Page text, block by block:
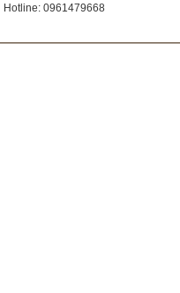
Hotline: 0961479668